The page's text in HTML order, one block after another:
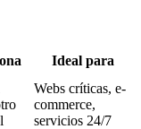
Ideal para
Webs críticas, e-
commerce,
servicios 24/7